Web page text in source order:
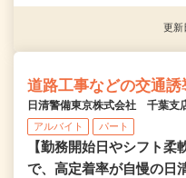
更新
道路工事などの交通誘
日清警備東京株式会社 千葉支
アルバイト パート
【勤務開始日やシフト
で、高定着率が自慢の日